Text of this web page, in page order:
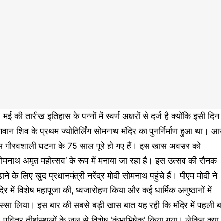
मई की तारीख इतिहास के पन्नों में स्वर्ण अक्षरों से दर्ज है क्योंकि इसी दिन
शिव के प्रथम ज्योतिर्लिंग सोमनाथ मंदिर का पुनर्निर्माण हुआ था।
गौरवशाली घटना के 75 साल पूरे हो गए हैं। इस खास अवसर को
अमृत महोत्सव’ के रूप में मनाया जा रहा है। इस उत्सव की रौनक
के लिए खुद प्रधानमंत्री नरेंद्र मोदी सोमनाथ पहुंचे हैं। पीएम मोदी ने
में विशेष महापूजा की, ध्वजारोहण किया और कई धार्मिक अनुष्ठानों में
लिया। इस बार की सबसे बड़ी खास बात यह रही कि मंदिर में पहली